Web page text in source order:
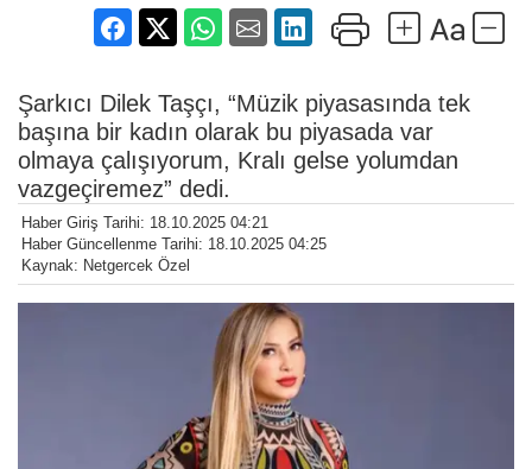
Şarkıcı Dilek Taşçı, “Müzik piyasasında tek
başına bir kadın olarak bu piyasada var
olmaya çalışıyorum, Kralı gelse yolumdan
vazgeçiremez” dedi.
Haber Giriş Tarihi: 18.10.2025 04:21
Haber Güncellenme Tarihi: 18.10.2025 04:25
Kaynak: Netgercek Özel